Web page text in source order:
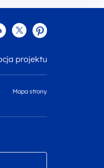
Linkedin
twitterPinterest
projektu
Mapa strony